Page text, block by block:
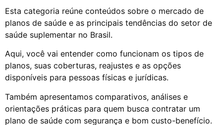
Esta categoria reúne conteúdos sobre o mercado de
planos de saúde e as principais tendências do setor de
saúde suplementar no Brasil.
Aqui, você vai entender como funcionam os tipos de
planos, suas coberturas, reajustes e as opções
disponíveis para pessoas físicas e jurídicas.
Também apresentamos comparativos, análises e
orientações práticas para quem busca contratar um
plano de saúde com segurança e bom custo-benefício.